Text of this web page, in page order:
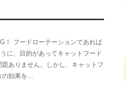
！ フードローテーションであれば
に、目的があってキャットフード
ありません。しかし、キャットフ
効果を…